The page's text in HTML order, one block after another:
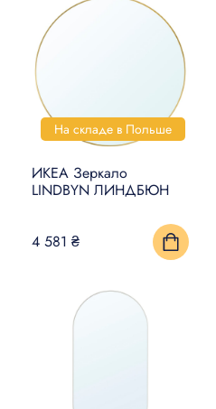
На складе в Польше
ИКЕА Зеркало
LINDBYN ЛИНДБЮН
4 581 ₴